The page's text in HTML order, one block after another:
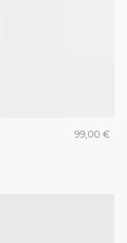
99,00 €